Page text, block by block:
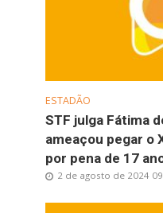
ESTADÃO
STF julga Fátima
ameaçou pegar o
por pena de 17
2 de agosto de 2024